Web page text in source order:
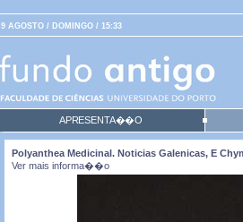
9 AGOSTO / DOMINGO / 15:33
APRESENTA��O
Polyanthea Medicinal. Noticias Galenicas, E
Ver mais informa��o